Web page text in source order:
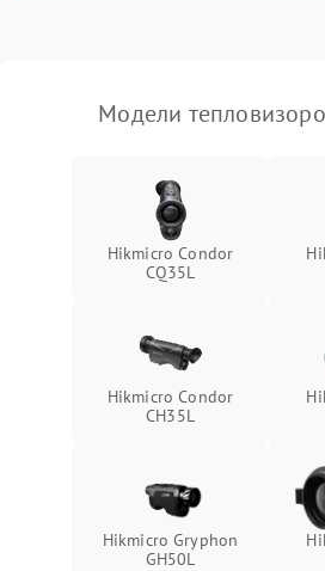
Модели
Hikmicro Condor
CQ35L
Hikmicro Condor
CH35L
Hikmicro Gryphon
GH50L